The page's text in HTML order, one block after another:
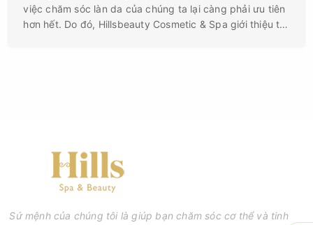
việc chăm sóc làn da của chúng ta lại càng phải ưu tiên
hơn hết. Do đó, Hillsbeauty Cosmetic & Spa giới thiệu tới
Sứ mệnh của chúng tôi là giúp bạn chăm sóc cơ thể và tinh